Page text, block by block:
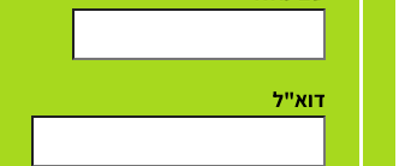
דוא"ל